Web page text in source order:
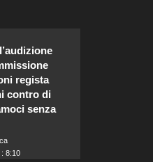
regista
contro di
senza
8:10